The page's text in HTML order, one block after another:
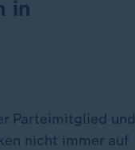
in
Parteimitglied und
nicht immer auf